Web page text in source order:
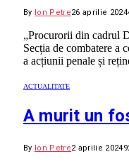
By Ion Petre26 aprilie 2024
„Procurorii din cadrul
Secția de combatere a
a acțiunii penale și
ACTUALITATE
A murit un
By Ion Petre2 aprilie 2024